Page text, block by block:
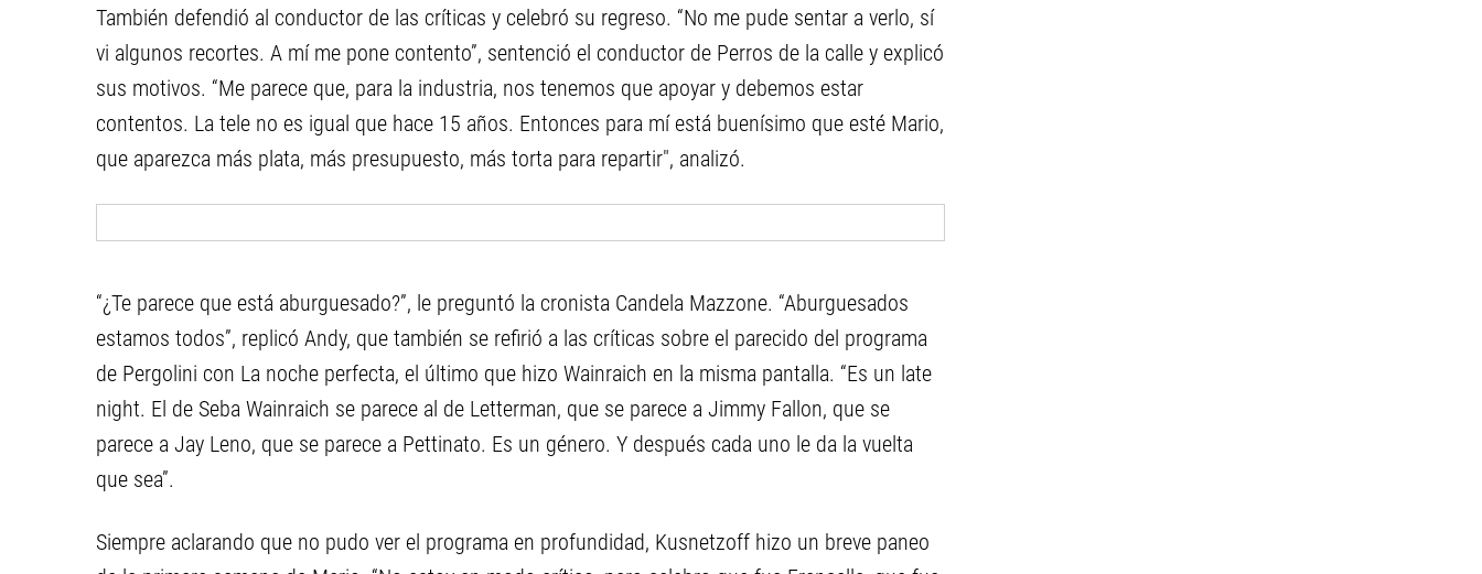
También defendió al conductor de las críticas y celebró su regreso. “No me pude sentar a verlo, sí
vi algunos recortes. A mí me pone contento”, sentenció el conductor de Perros de la calle y explicó
sus motivos. “Me parece que, para la industria, nos tenemos que apoyar y debemos estar
contentos. La tele no es igual que hace 15 años. Entonces para mí está buenísimo que esté Mario,
que aparezca más plata, más presupuesto, más torta para repartir", analizó.
“¿Te parece que está aburguesado?”, le preguntó la cronista Candela Mazzone. “Aburguesados
estamos todos”, replicó Andy, que también se refirió a las críticas sobre el parecido del programa
de Pergolini con La noche perfecta, el último que hizo Wainraich en la misma pantalla. “Es un late
night. El de Seba Wainraich se parece al de Letterman, que se parece a Jimmy Fallon, que se
parece a Jay Leno, que se parece a Pettinato. Es un género. Y después cada uno le da la vuelta
que sea”.
Siempre aclarando que no pudo ver el programa en profundidad, Kusnetzoff hizo un breve paneo